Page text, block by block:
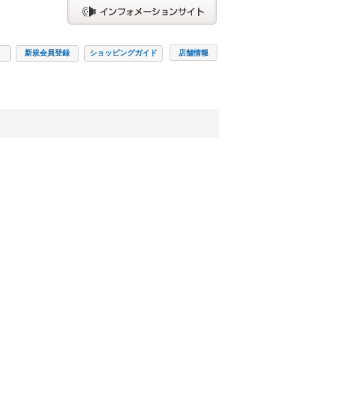
新規会員登録 ショッピングガイド 店舗情報